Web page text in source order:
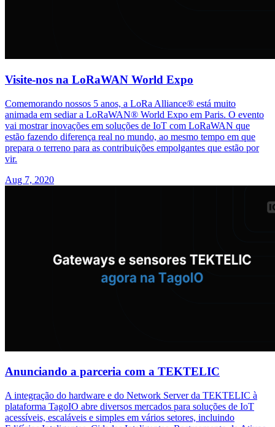
Visite-nos na LoRaWAN World Expo
Comemorando nossos 5 anos, a LoRa Alliance® está muito
animada em sediar a LoRaWAN® World Expo em Paris. O evento
vai mostrar inovações em soluções de IoT com LoRaWAN que
estão fazendo diferença real no mundo, ao mesmo tempo em que
prepara o terreno para as contribuições empolgantes que estão por
vir.
Aug 7, 2020
Anunciando a parceria com a TEKTELIC
A integração do hardware e do Network Server da TEKTELIC à
plataforma TagoIO abre diversos mercados para soluções de IoT
acessíveis, escaláveis e simples em vários setores, incluindo